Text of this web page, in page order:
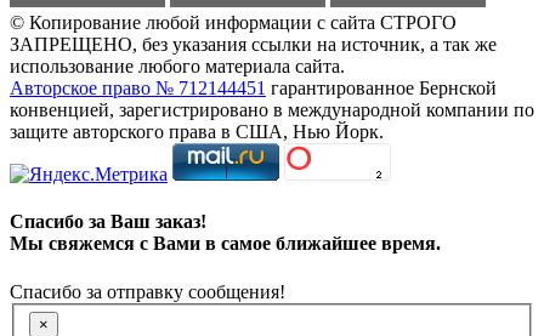
© Копирование любой информации с сайта СТРОГО
ЗАПРЕЩЕНО, без указания ссылки на источник, а так же
использование любого материала сайта.
Авторское право № 712144451 гарантированное Бернской
конвенцией, зарегистрировано в международной компании по
защите авторского права в США, Нью Йорк.
Спасибо за Ваш заказ!
Мы свяжемся с Вами в самое ближайшее время.
Спасибо за отправку сообщения!
×